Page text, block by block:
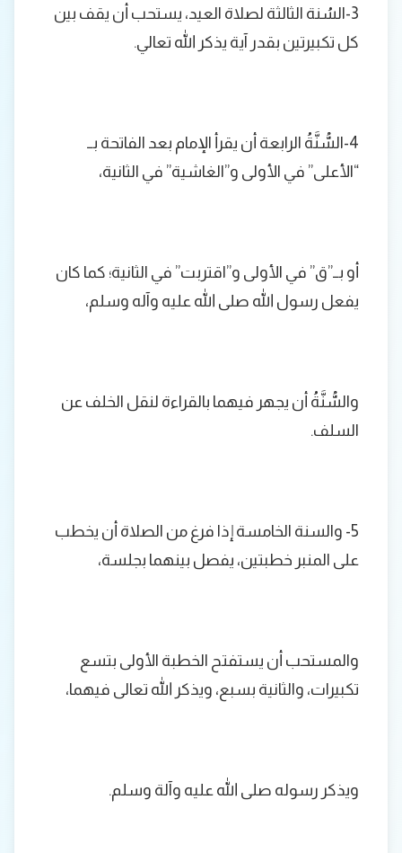
3-السُنة الثالثة لصلاة العيد، يستحب أن يقف بين
كل تكبيرتين بقدر آية يذكر الله تعالي.
4-السُّنَّةُ الرابعة أن يقرأ الإمام بعد الفاتحة بــ
“الأعلى” في الأولى و”الغاشية” في الثانية،
أو بــ”ق” في الأولى و”اقتربت” في الثانية؛ كما كان
يفعل رسول الله صلى الله عليه وآله وسلم،
والسُّنَّةُ أن يجهر فيهما بالقراءة لنقل الخلف عن
السلف.
5- والسنة الخامسة إذا فرغ من الصلاة أن يخطب
على المنبر خطبتين، يفصل بينهما بجلسة،
والمستحب أن يستفتح الخطبة الأولى بتسع
تكبيرات، والثانية بسبع، ويذكر الله تعالى فيهما،
ويذكر رسوله صلى الله عليه وآلة وسلم.